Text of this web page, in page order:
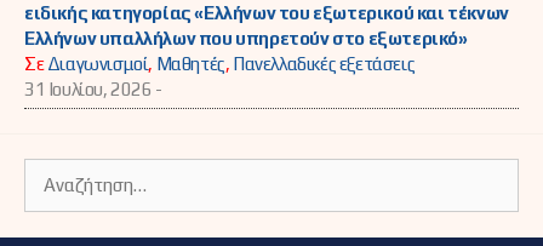
ειδικής κατηγορίας «Ελλήνων του εξωτερικού και τέκνων
Ελλήνων υπαλλήλων που υπηρετούν στο εξωτερικό»
ΣεΔιαγωνισμοί, Μαθητές, Πανελλαδικές εξετάσεις
31 Ιουλίου, 2026 -
για: